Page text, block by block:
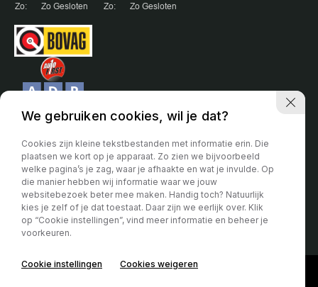
Zo:
Zo Gesloten
Zo:
Zo Gesloten
Partner van:
Voor de algemene voorwaarden hanteren wij de voorwaarde van de
Bovag. Deze kunt u vinden op de site van de Bovag.
Privacy verklaring
We gebruiken cookies, wil je dat?
Cookies zijn kleine tekstbestanden met informatie erin. Die
plaatsen we kort op je apparaat. Zo zien we bijvoorbeeld
welke pagina’s je zag, waar je afhaakte en wat je invulde. Op
die manier hebben wij informatie waar we jouw
websitebezoek beter mee maken. Handig toch? Natuurlijk
kies je zelf of je dat toestaat. Daar zijn we eerlijk over. Klik
op “Cookie instellingen”, vind meer informatie en beheer je
voorkeuren.
Cookie instellingen Cookies weigeren